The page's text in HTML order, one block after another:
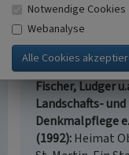
Kunststätten,
durchgesehene
Familie Hüttl
Schönburg.
Fischer, Ludger
Landschafts-
Denkmalpflege
(1992) Heimat
Notwendige Cookies
Webanalyse